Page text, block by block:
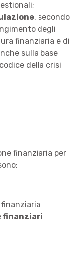
, secondo
degli
finanziaria e di
sulla base
della crisi
finanziaria per
finanziari